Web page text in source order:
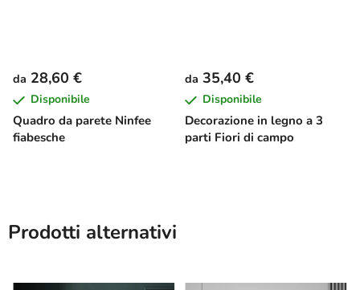
Quadro da parete Ninfee
fiabesche
da 28,60 €
Disponibile
Decorazione in legno a 3
parti Fiori di campo
da 35,40 €
Disponibile
Prodotti alternativi